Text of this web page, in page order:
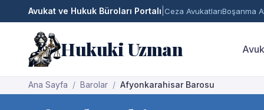
Avukat ve Hukuk Büroları Portalı Ceza AvukatlarıBoşanma
Hukuki Uzman
Ana Sayfa Barolar Afyonkarahisar Barosu